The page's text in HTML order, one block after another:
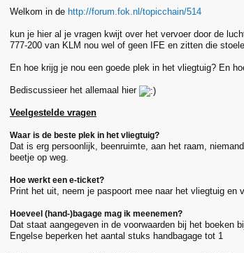
Welkom in de http://forum.fok.nl/topicchain/514
kun je hier al je vragen kwijt over het vervoer door de
777-200 van KLM nou wel of geen IFE en zitten die
En hoe krijg je nou een goede plek in het vliegtuig? En
Bediscussieer het allemaal hier
Veelgestelde vragen
Waar is de beste plek in het vliegtuig?
Dat is erg persoonlijk, beenruimte, aan het raam,
beetje op weg.
Hoe werkt een e-ticket?
Print het uit, neem je paspoort mee naar het vliegtuig
Hoeveel (hand-)bagage mag ik meenemen?
Dat staat aangegeven in de voorwaarden bij het boeken
Engelse beperken het aantal stuks handbagage tot 1